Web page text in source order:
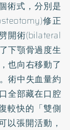
術式，分別是
修正
開術(bilateral
下顎骨過度生
也向右移動了
術中失血量約
全部藏在口腔
較快的「雙側
以張開活動，